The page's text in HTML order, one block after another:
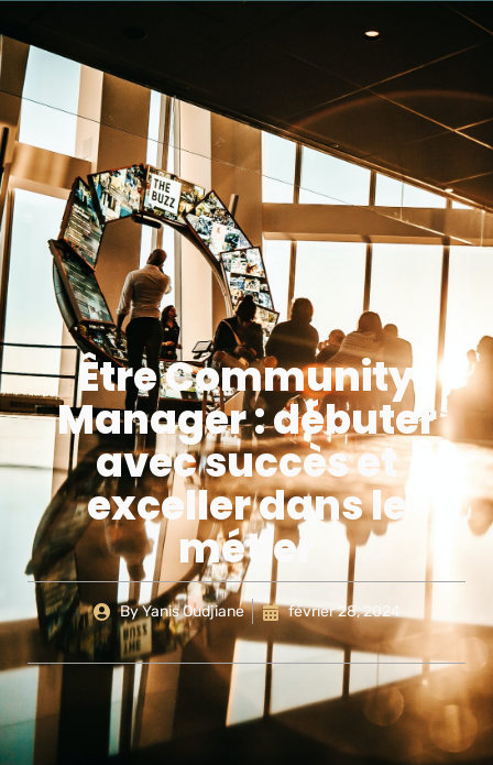
Être Community
Manager : débuter
avec succès et
exceller dans le
métier
ByYanis Oudjiane février 28, 2024